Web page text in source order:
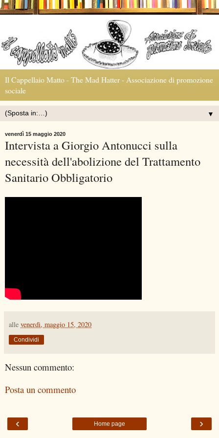
Il Cappellaio Matto - The Mad Hatter - Associazione di promozione
sociale
▼
venerdì 15 maggio 2020
Intervista a Giorgio Antonucci sulla
necessità dell'abolizione del Trattamento
Sanitario Obbligatorio
alle venerdì, maggio 15, 2020
Condividi
Nessun commento:
Posta un commento
‹ ›
Home page